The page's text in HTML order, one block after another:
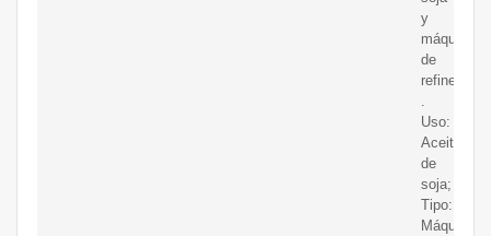
y
máquina
de
refinería
Uso:
Aceite
de
soja;
Tipo:
Máquina